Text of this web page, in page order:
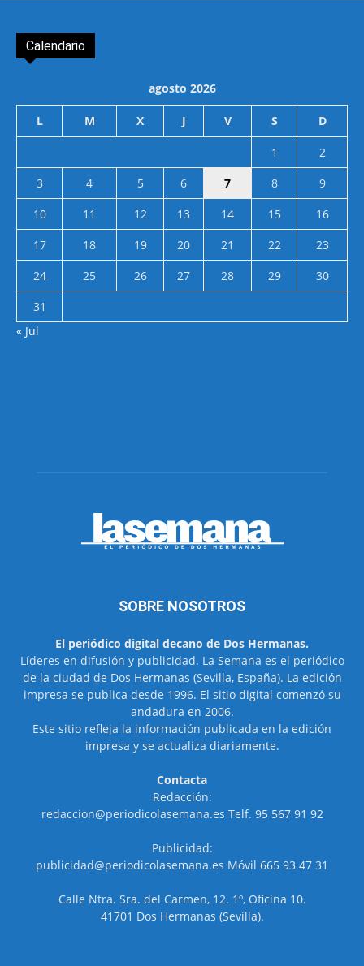
Calendario
agosto 2026
L M X J V S D
1
2
3
4 5 6 7 8
9
10
11 12 13 14 15
16
17
18 19 20 21 22
23
24
25 26 27 28 29
30
31
« Jul
SOBRE NOSOTROS
El periódico digital decano de Dos Hermanas.
Líderes en difusión y publicidad. La Semana es el periódico
de la ciudad de Dos Hermanas (Sevilla, España). La edición
impresa se publica desde 1996. El sitio digital comenzó su
andadura en 2006.
Este sitio refleja la información publicada en la edición
impresa y se actualiza diariamente.
Contacta
Redacción:
redaccion@periodicolasemana.es Telf. 95 567 91 92
Publicidad:
publicidad@periodicolasemana.es Móvil 665 93 47 31
Calle Ntra. Sra. del Carmen, 12. 1º, Oficina 10.
41701 Dos Hermanas (Sevilla).